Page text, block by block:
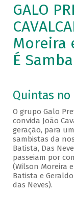
GALO
Moreira
É
Quintas no
O grupo Galo
convida João
geração, para
sambistas da
Batista, Das
passeiam por
(Wilson Moreira
Batista e
das Neves).